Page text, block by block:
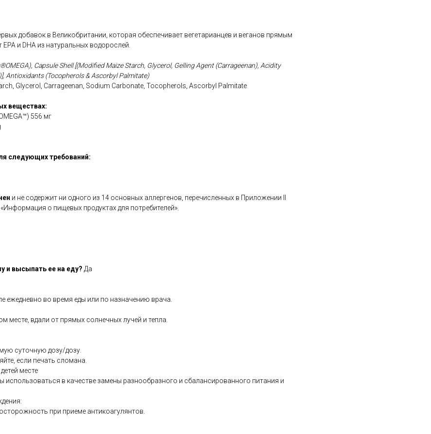
добавок в Великобритании, которая обеспечивает вегетарианцев и веганов прямым
и DHA из натуральных водорослей.
Capsule Shell [(Modified Maize Starch, Glycerol, Gelling Agent (Carrageenan), Acidity
Antioxidants (Tocopherols & Ascorbyl Palmitate)
Glycerol, Carrageenan, Sodium Carbonate, Tocopherols, Ascorbyl Palmitate
веществах:
556 мг
следующих требований:
и не содержит ни одного из 14 основных аллергенов, перечисленных в Приложении II
о пищевых продуктах для потребителей».
и высыпать ее на еду? Да
ежедневно во время еды или по назначению врача.
месте, вдали от прямых солнечных лучей и тепла.
суточную дозу/дозу.
если печать сломана.
месте
использоваться в качестве замены разнообразного и сбалансированного питания и
при приеме антикоагулянтов.